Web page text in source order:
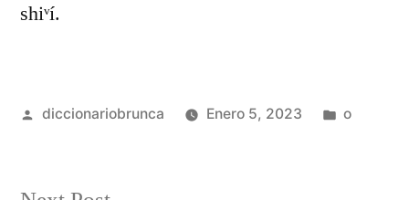
shiᵛí.
diccionariobrunca Enero 5, 2023 o